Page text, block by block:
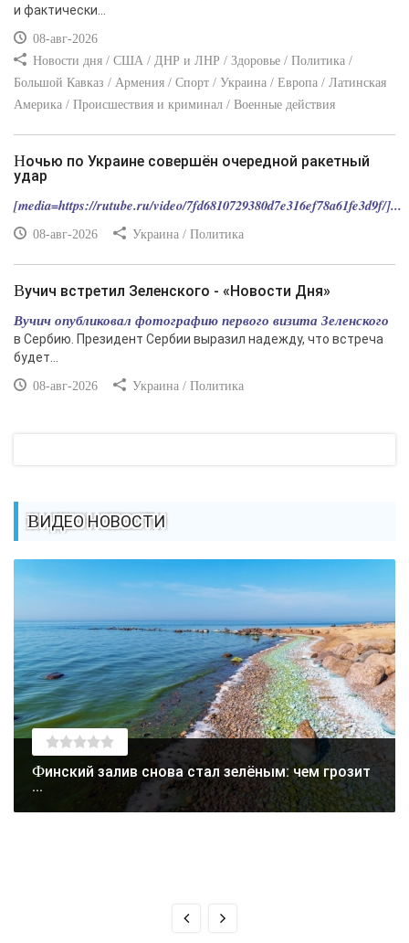
и фактически...
08-авг-2026
Новости дня / США / ДНР и ЛНР / Здоровье / Политика /
Большой Кавказ / Армения / Спорт / Украина / Европа / Латинская
Америка / Происшествия и криминал / Военные действия
Ночью по Украине совершён очередной ракетный
удар
[media=https://rutube.ru/video/7fd6810729380d7e316ef78a61fe3d9f/]...
08-авг-2026 Украина / Политика
Вучич встретил Зеленского - «Новости Дня»
Вучич опубликовал фотографию первого визита Зеленского
в Сербию. Президент Сербии выразил надежду, что встреча
будет...
08-авг-2026 Украина / Политика
ВИДЕО НОВОСТИ
Финский залив снова стал зелёным: чем грозит
...